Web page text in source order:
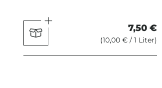
7,50 €
(10,00 € / 1 Liter)